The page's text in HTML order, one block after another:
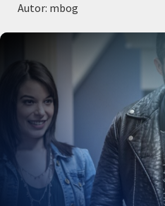
Autor: mbog